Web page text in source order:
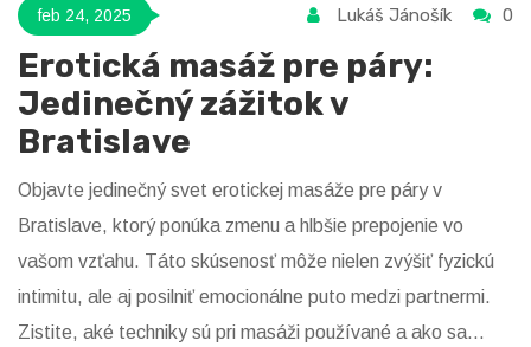
feb 24, 2025 Lukáš Jánošík 0
Erotická masáž pre páry:
Jedinečný zážitok v
Bratislave
Objavte jedinečný svet erotickej masáže pre páry v
Bratislave, ktorý ponúka zmenu a hlbšie prepojenie vo
vašom vzťahu. Táto skúsenosť môže nielen zvýšiť fyzickú
intimitu, ale aj posilniť emocionálne puto medzi partnermi.
Zistite, aké techniky sú pri masáži používané a ako sa